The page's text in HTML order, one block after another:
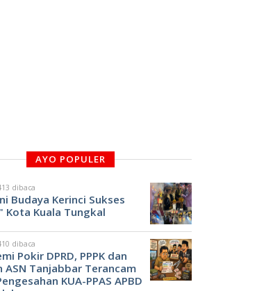
AYO POPULER
dibaca
Budaya Kerinci Sukses
Kota Kuala Tungkal
dibaca
Pokir DPRD, PPPK dan
ASN Tanjabbar Terancam
KUA-PPAS APBD